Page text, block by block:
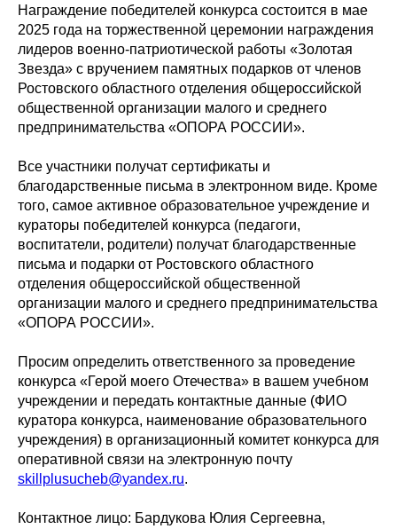
Награждение победителей конкурса состоится в мае
2025 года на торжественной церемонии награждения
лидеров военно-патриотической работы «Золотая
Звезда» с вручением памятных подарков от членов
Ростовского областного отделения общероссийской
общественной организации малого и среднего
предпринимательства «ОПОРА РОССИИ».
Все участники получат сертификаты и
благодарственные письма в электронном виде. Кроме
того, самое активное образовательное учреждение и
кураторы победителей конкурса (педагоги,
воспитатели, родители) получат благодарственные
письма и подарки от Ростовского областного
отделения общероссийской общественной
организации малого и среднего предпринимательства
«ОПОРА РОССИИ».
Просим определить ответственного за проведение
конкурса «Герой моего Отечества» в вашем учебном
учреждении и передать контактные данные (ФИО
куратора конкурса, наименование образовательного
учреждения) в организационный комитет конкурса для
оперативной связи на электронную почту
skillplusucheb@yandex.ru.
Контактное лицо: Бардукова Юлия Сергеевна,